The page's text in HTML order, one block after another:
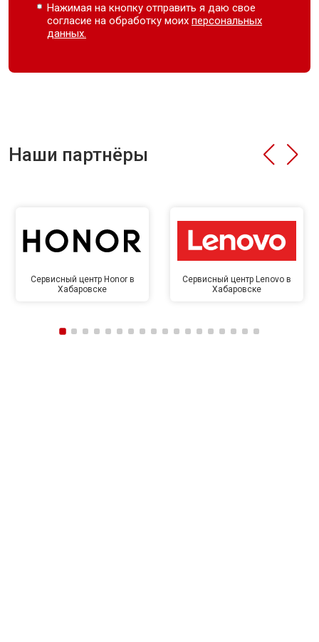
Нажимая на кнопку отправить я даю свое
согласие на обработку моихперсональных
данных.
Наши партнёры
Сервисный центр Honor в
Хабаровске
Сервисный центр Lenovo в
Хабаровске